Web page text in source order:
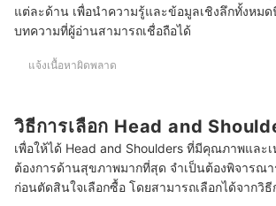
แต่ละด้าน เพื่อนำความรู้และข้อมูลเชิงลึกทั้งหม
บทความที่ผู้อ่านสามารถเชื่อถือได้
แจ้งเนื้อหาผิดพลาด
วิธีการเลือก Head and
เพื่อให้ได้ Head and Shoulders ที่มีคุณภาพและ
ต้องการด้านสุขภาพมากที่สุด จำเป็นต้องพิจารณา
ก่อนตัดสินใจเลือกซื้อ โดยสามารถเลือกได้จากวิ